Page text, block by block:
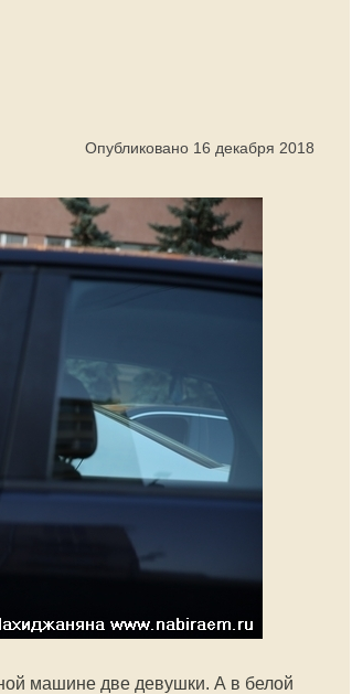
Опубликовано 16 декабря 2018
машине две девушки. А в белой